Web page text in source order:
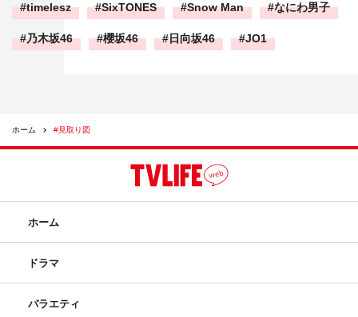
timelesz SixTONES Snow Man なにわ男子
乃木坂46 櫻坂46 日向坂46 JO1
ホーム #見取り図
ホーム
ドラマ
バラエティ